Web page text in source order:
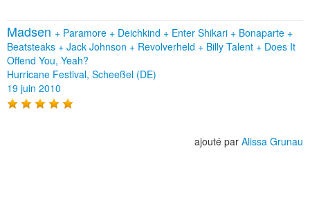
Madsen + Paramore + Deichkind + Enter Shikari + Bonaparte +
Beatsteaks + Jack Johnson + Revolverheld + Billy Talent + Does It
Offend You, Yeah?
Hurricane Festival, Scheeßel (DE)
19 juin 2010
ajouté par Alissa Grunau